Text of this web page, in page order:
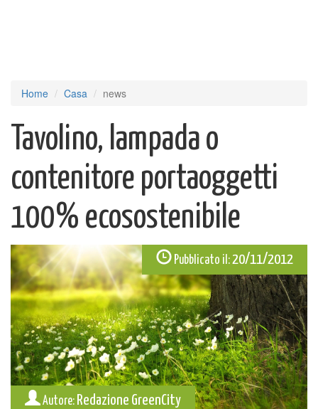
Home Casa news
Tavolino, lampada o
contenitore portaoggetti
100% ecosostenibile
Pubblicato il:20/11/2012
Autore: Redazione GreenCity